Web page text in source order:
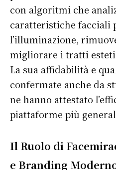
con algoritmi che
caratteristiche facciali
l’illuminazione,
migliorare i tratti
La sua affidabilità e
confermate anche da
ne hanno attestato
piattaforme più
Il Ruolo di
e Branding